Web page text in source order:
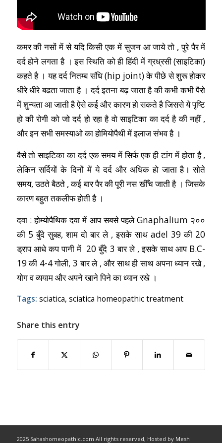
कमर की नसों में से यदि किसी एक में सुजन आ जाये तो , पुरे पैर में
दर्द होने लगता है । इस स्थिति को ही हिंदी में ग्रध्रसी (साइटिका)
कहते है । यह दर्द नितम्ब संधि (hip joint) के पीछे से शुरू होकर
धीरे धीरे बढता जाता है । दर्द इतना बढ़ जाता है की कभी कभी पैरो
में शुन्यता आ जाती है ऐसे कई और कारण हो सकते है जिससे ये पृष्टि
हो की रोगी को जो दर्द हो रहा है वो साइटिका का दर्द है की नहीं ,
और इन सभी समस्याओ का होमियोपैथी में इलाज संभव है ।
वैसे तो साइटिका का दर्द एक समय में सिर्फ एक ही टांग में होता है ,
लेकिन सर्दियों के दिनों में ये दर्द और अधिक हो जाता है। सोते
समय, उठते बैठते , कई बार पैर की पूरी नस खीँच जाती है । जिसके
कारण बहुत तकलीफ होती है ।
दवा : होम्योपैथिक दवा में आप सबसे पहले Gnaphalium २००
की 5 बुँदे सुबह, शाम दो बार ले , इसके साथ adel 39 की 20
ड्राप आधे कप पानी में 20 बुँदे 3 बार ले , इसके साथ आप B.C-
19 की 4-4 गोली, 3 बार ले , और साथ ही साथ अपना ध्यान रखे ,
योग व व्ययाम और अपने खाने पिने का ध्यान रखे ।
Tags: sciatica, sciatica homeopathic treatment
Share this entry
2025 Sahashomeopathic.com All rights reserved, Hosted by Mesh